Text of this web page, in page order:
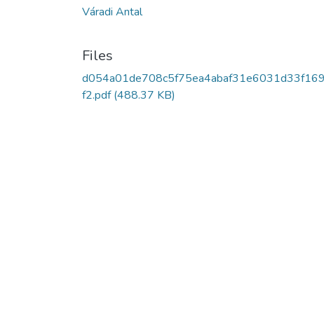
Váradi Antal
Files
d054a01de708c5f75ea4abaf31e6031d33f169
f2.pdf(488.37 KB)